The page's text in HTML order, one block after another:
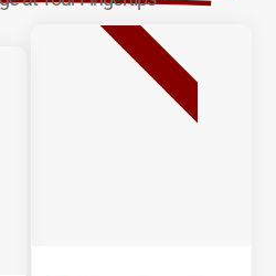
BESTSELLER